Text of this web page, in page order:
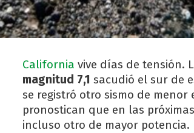
California vive días de tensión.
magnitud 7,1 sacudió el sur de
se registró otro sismo de menor
pronostican que en las
incluso otro de mayor potencia.